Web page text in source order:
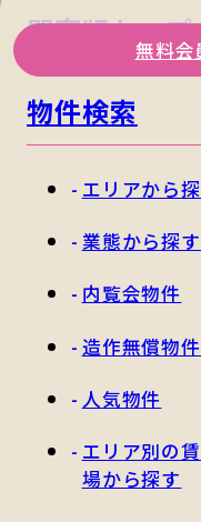
無料会
関東版トップ
物件検索
エリアから
業態から探す
内覧会物件
造作無償物件
人気物件
エリア別の
場から探す